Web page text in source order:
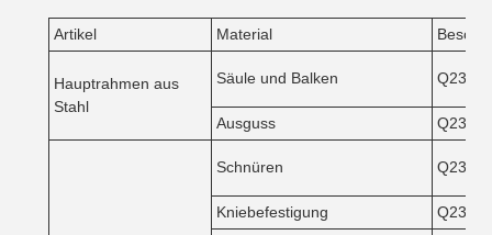
Artikel Material
Hauptrahmen aus
Stahl
Säule und Balken Q235
Ausguss Q235
Schnüren Q235
Kniebefestigung
Q235